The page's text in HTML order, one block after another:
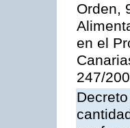
Orden,
en el
247/